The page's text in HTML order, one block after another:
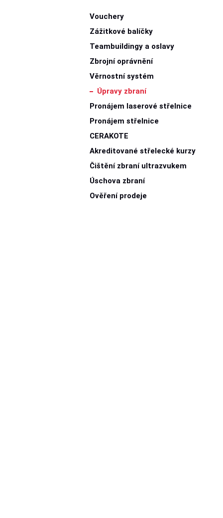
Vouchery
Zážitkové balíčky
Teambuildingy a oslavy
Zbrojní oprávnění
Věrnostní systém
Úpravy zbraní
Pronájem laserové střelnice
Pronájem střelnice
CERAKOTE
Akreditované střelecké kurzy
Čištění zbraní ultrazvukem
Úschova zbraní
Ověření prodeje